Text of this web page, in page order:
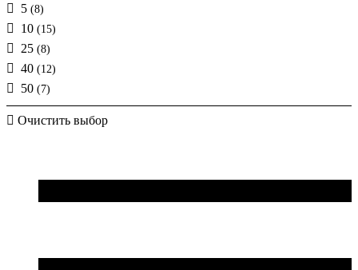
5 (8)
10 (15)
25 (8)
40 (12)
50 (7)
Очистить выбор